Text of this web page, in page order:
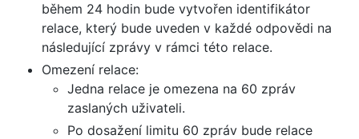
během 24 hodin bude vytvořen identifikátor
relace, který bude uveden v každé odpovědi na
následující zprávy v rámci této relace.
Omezení relace:
Jedna relace je omezena na 60 zpráv
zaslaných uživateli.
Po dosažení limitu 60 zpráv bude relace